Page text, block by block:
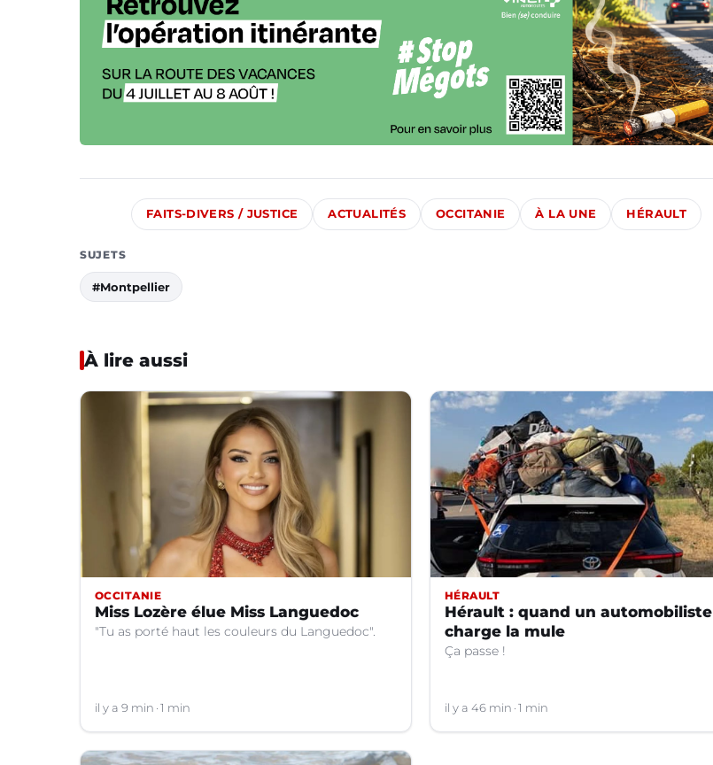
FAITS-DIVERS / JUSTICE ACTUALITÉS OCCITANIE À LA UNE HÉRAULT
SUJETS
#Montpellier
À lire aussi
OCCITANIE
Miss Lozère élue Miss Languedoc
"Tu as porté haut les couleurs du Languedoc".
il y a 9 min 1 min
HÉRAULT
Hérault : quand un automobiliste
charge la mule
Ça passe !
il y a 46 min 1 min